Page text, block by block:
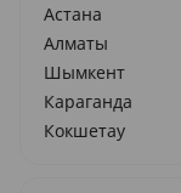
Астана
Алматы
Шымкент
Караганда
Кокшетау